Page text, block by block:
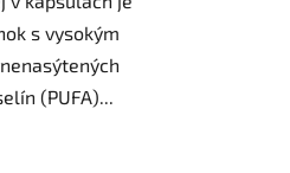
s vysokým
(PUFA)...